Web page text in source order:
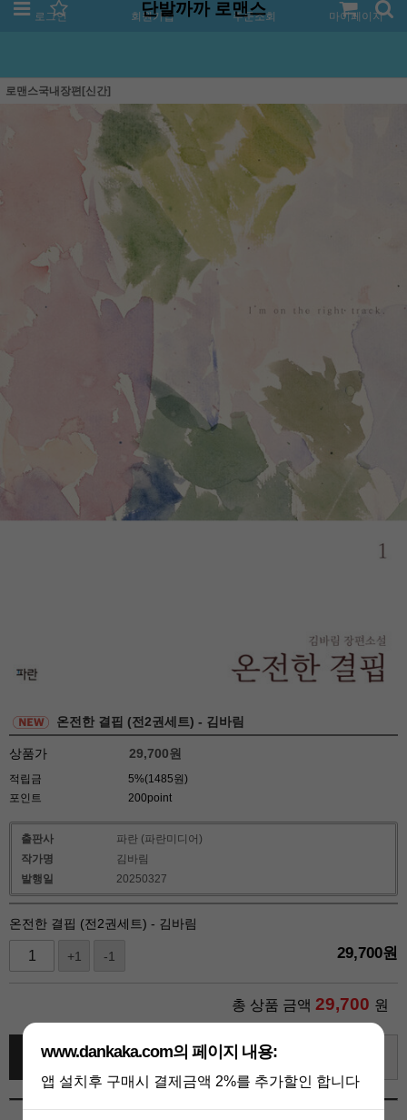
로그인 회원가입 주문조회 마이페이지
단발까까 로맨스
로맨스국내장편[신간]
온전한 결핍 (전2권세트) - 김바림
상품가 29,700원
적립금
5%(1485원)
포인트
200point
출판사
파란 (파란미디어)
작가명
김바림
발행일
20250327
온전한 결핍 (전2권세트) - 김바림
+1 -1 29,700원
총 상품 금액 29,700 원
바로 구매하기 장바구니
www.dankaka.com의 페이지 내용:
앱 설치후 구매시 결제금액 2%를 추가할인 합니다